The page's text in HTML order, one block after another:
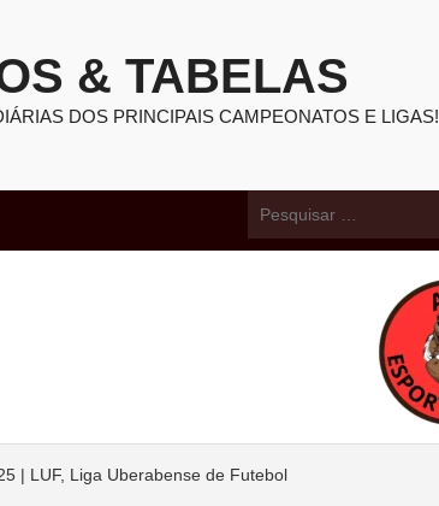
& TABELAS
DOS PRINCIPAIS CAMPEONATOS E LIGAS!
por:
| LUF, Liga Uberabense de Futebol